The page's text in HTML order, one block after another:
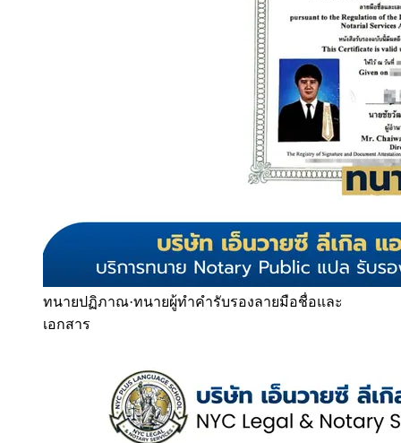
ทนายปฏิภาณ·ทนายผู้ทำคำรับรองลายมือชื่อและ
เอกสาร